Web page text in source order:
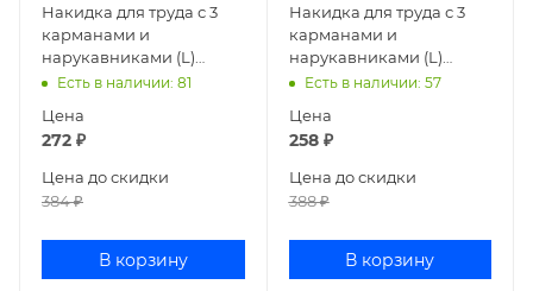
Накидка для труда с 3
карманами и
нарукавниками (L)
deVENTE розовый
Есть в наличии: 81
Цена
272 ₽
Цена до скидки
384₽
В корзину
Накидка для труда с 3
карманами и
нарукавниками (L)
deVENTE серый 7042022
Есть в наличии: 57
Цена
258₽
Цена до скидки
388₽
В корзину